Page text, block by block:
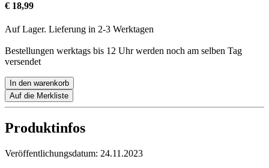
€ 18,99
Auf Lager. Lieferung in 2-3 Werktagen
Bestellungen werktags bis 12 Uhr werden noch am selben Tag
versendet
In den warenkorb
Auf die Merkliste
Produktinfos
Veröffentlichungsdatum: 24.11.2023